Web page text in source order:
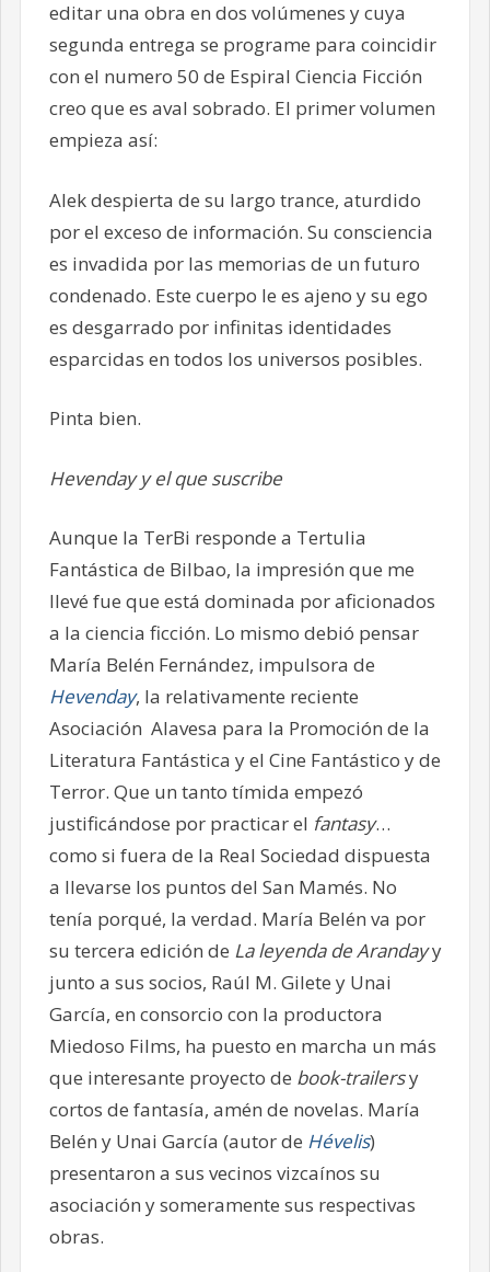
editar una obra en dos volúmenes y cuya
segunda entrega se programe para coincidir
con el numero 50 de Espiral Ciencia Ficción
creo que es aval sobrado. El primer volumen
empieza así:
Alek despierta de su largo trance, aturdido
por el exceso de información. Su consciencia
es invadida por las memorias de un futuro
condenado. Este cuerpo le es ajeno y su ego
es desgarrado por infinitas identidades
esparcidas en todos los universos posibles.
Pinta bien.
Hevenday y el que suscribe
Aunque la TerBi responde a Tertulia
Fantástica de Bilbao, la impresión que me
llevé fue que está dominada por aficionados
a la ciencia ficción. Lo mismo debió pensar
María Belén Fernández, impulsora de
Hevenday, la relativamente reciente
Asociación Alavesa para la Promoción de la
Literatura Fantástica y el Cine Fantástico y de
Terror. Que un tanto tímida empezó
justificándose por practicar el fantasy…
como si fuera de la Real Sociedad dispuesta
a llevarse los puntos del San Mamés. No
tenía porqué, la verdad. María Belén va por
su tercera edición de La leyenda de Arandayy
junto a sus socios, Raúl M. Gilete y Unai
García, en consorcio con la productora
Miedoso Films, ha puesto en marcha un más
que interesante proyecto de book-trailersy
cortos de fantasía, amén de novelas. María
Belén y Unai García (autor de Hévelis)
presentaron a sus vecinos vizcaínos su
asociación y someramente sus respectivas
obras.